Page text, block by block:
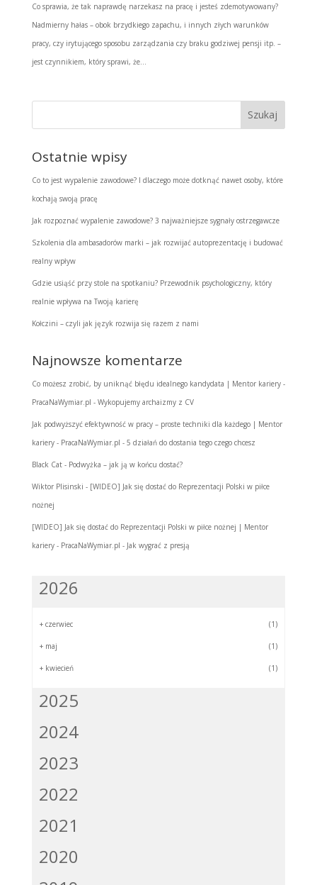
Co sprawia, że tak naprawdę narzekasz na pracę i jesteś zdemotywowany?
Nadmierny hałas – obok brzydkiego zapachu, i innych złych warunków
pracy, czy irytującego sposobu zarządzania czy braku godziwej pensji itp. –
jest czynnikiem, który sprawi, że...
Ostatnie wpisy
Co to jest wypalenie zawodowe? I dlaczego może dotknąć nawet osoby, które
kochają swoją pracę
Jak rozpoznać wypalenie zawodowe? 3 najważniejsze sygnały ostrzegawcze
Szkolenia dla ambasadorów marki – jak rozwijać autoprezentację i budować
realny wpływ
Gdzie usiąść przy stole na spotkaniu? Przewodnik psychologiczny, który
realnie wpływa na Twoją karierę
Kołczini – czyli jak język rozwija się razem z nami
Najnowsze komentarze
Co możesz zrobić, by uniknąć błędu idealnego kandydata | Mentor kariery -
PracaNaWymiar.pl - Wykopujemy archaizmy z CV
Jak podwyższyć efektywność w pracy – proste techniki dla każdego | Mentor
kariery - PracaNaWymiar.pl - 5 działań do dostania tego czego chcesz
Black Cat- Podwyżka – jak ją w końcu dostać?
Wiktor Plisinski - [WIDEO] Jak się dostać do Reprezentacji Polski w piłce
nożnej
[WIDEO] Jak się dostać do Reprezentacji Polski w piłce nożnej | Mentor
kariery - PracaNaWymiar.pl - Jak wygrać z presją
2026
+ czerwiec (1)
+ maj (1)
+ kwiecień (1)
2025
2024
2023
2022
2021
2020